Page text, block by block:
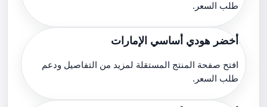
طلب السعر.
أخضر هودي أساسي الإمارات
افتح صفحة المنتج المستقلة لمزيد من التفاصيل ودعم
طلب السعر.